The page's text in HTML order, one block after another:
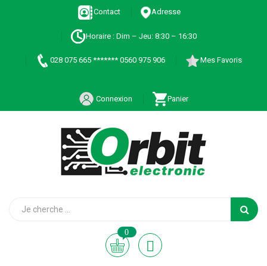
Contact Adresse
Horaire : Dim – Jeu: 8:30 – 16:30
028 075 665 ******* 0560 975 906 Mes Favoris
Connexion Panier
0